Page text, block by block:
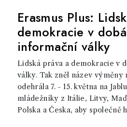
Erasmus Plus:
demokracie v
informační války
Lidská práva a demokracie v
války. Tak zněl název výměny
odehrála 7. - 15. května na
mládežníky z Itálie, Litvy,
Polska a Česka, aby společně